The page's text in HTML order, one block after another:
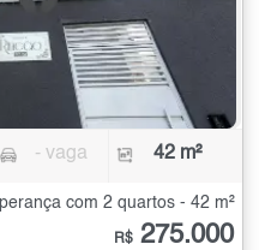
- vaga 42 m²
com 2 quartos - 42 m²
R$ 275.000